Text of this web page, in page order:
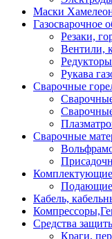
Маски
Газосварочное
Резаки,
Вентили,
Редукторы
Рукава
Сварочные
Сварочные
Комплектующие
Подающие
Кабель,
Средства
Краги,